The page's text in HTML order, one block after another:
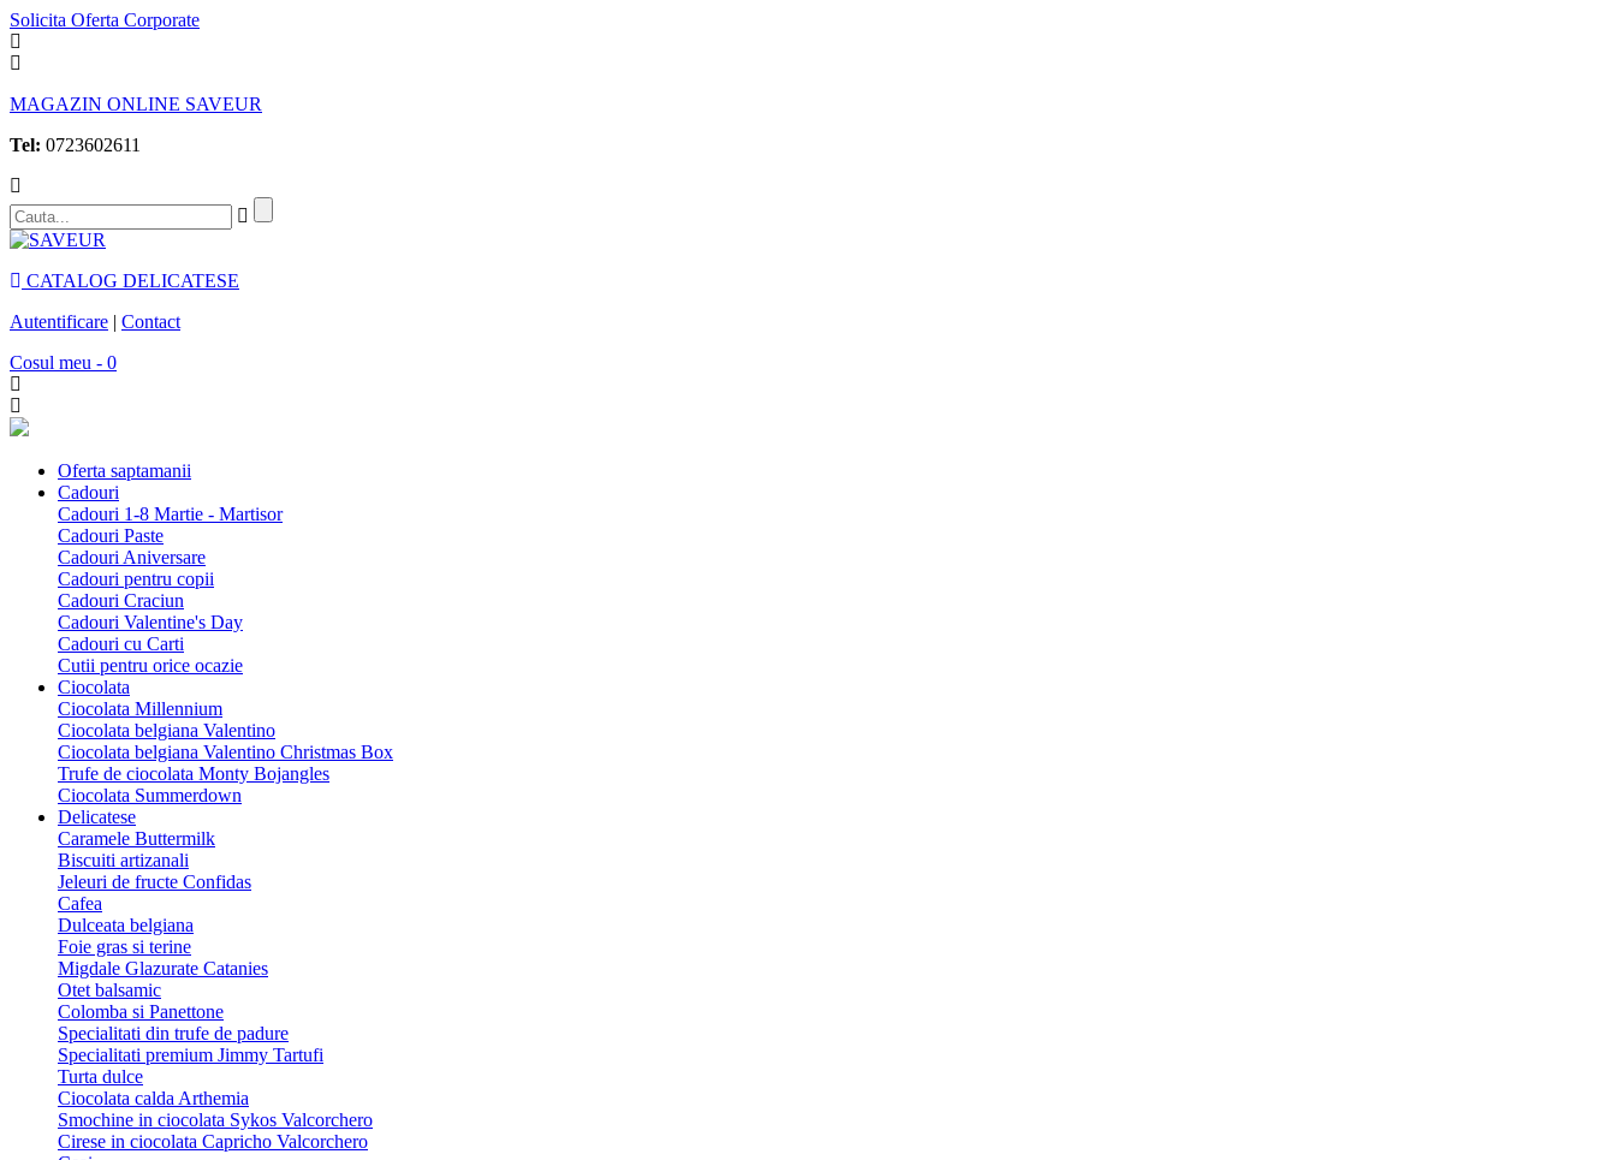
Solicita Oferta Corporate
MAGAZIN ONLINE SAVEUR
Tel: 0723602611
CATALOG DELICATESE
Autentificare | Contact
Cosul meu - 0
Oferta saptamanii
Cadouri
Cadouri 1-8 Martie - Martisor
Cadouri Paste
Cadouri Aniversare
Cadouri pentru copii
Cadouri Craciun
Cadouri Valentine's Day
Cadouri cu Carti
Cutii pentru orice ocazie
Ciocolata
Ciocolata Millennium
Ciocolata belgiana Valentino
Ciocolata belgiana Valentino Christmas Box
Trufe de ciocolata Monty Bojangles
Ciocolata Summerdown
Delicatese
Caramele Buttermilk
Biscuiti artizanali
Jeleuri de fructe Confidas
Cafea
Dulceata belgiana
Foie gras si terine
Migdale Glazurate Catanies
Otet balsamic
Colomba si Panettone
Specialitati din trufe de padure
Specialitati premium Jimmy Tartufi
Turta dulce
Ciocolata calda Arthemia
Smochine in ciocolata Sykos Valcorchero
Cirese in ciocolata Capricho Valcorchero